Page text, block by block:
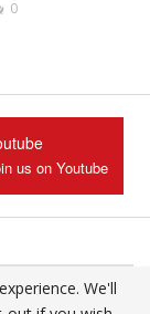
0
us on Youtube
We'll